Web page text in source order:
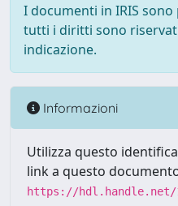
I documenti in IRIS
tutti i diritti sono
indicazione.
Informazioni
Utilizza questo
link a questo
https://hdl.handle.net/